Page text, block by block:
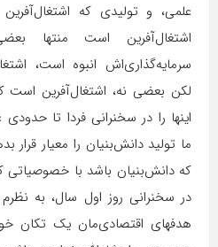
علمی، و تولیدی که
اشتغال‌آفرین است منتها
سرمایه‌گذاری‌اش انبوه است،
لکن بعضی نه، اشتغال‌آفرین است
اینها را در سخنرانی فردا تا
ما تولید دانش‌بنیان را معیار قرار
که دانش‌بنیان باشد با خصوصیاتی
در سخنرانی روز اول سال، به
هدفهای اقتصادی‌مان یک تکان